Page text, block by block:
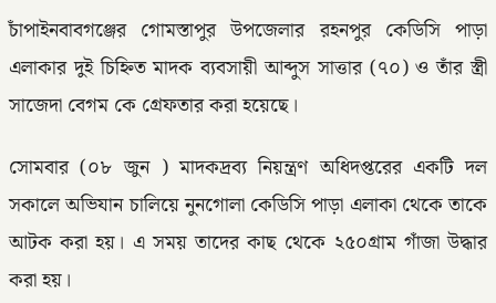
চাঁপাইনবাবগঞ্জের গোমস্তাপুর উপজেলার রহনপুর কেডিসি পাড়া
এলাকার দুই চিহ্নিত মাদক ব্যবসায়ী আব্দুস সাত্তার (৭০) ও তাঁর স্ত্রী
সাজেদা বেগম কে গ্রেফতার করা হয়েছে।
সোমবার (০৮ জুন ) মাদকদ্রব্য নিয়ন্ত্রণ অধিদপ্তরের একটি দল
সকালে অভিযান চালিয়ে নুনগোলা কেডিসি পাড়া এলাকা থেকে তাকে
আটক করা হয়। এ সময় তাদের কাছ থেকে ২৫০গ্রাম গাঁজা উদ্ধার
করা হয়।